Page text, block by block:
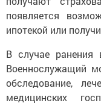
появляется
ипотекой или
Военнослужащий
обследование,
медицинских